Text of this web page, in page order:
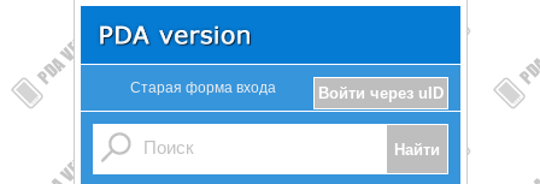
Войти через uID
Старая форма входа